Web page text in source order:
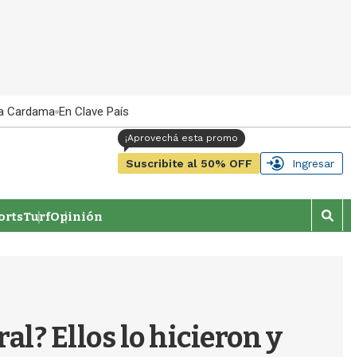
Cardama En Clave País
Suscribite al 50% OFF Ingresar
TurfOpinión
M
o
Ellos lo hicieron y